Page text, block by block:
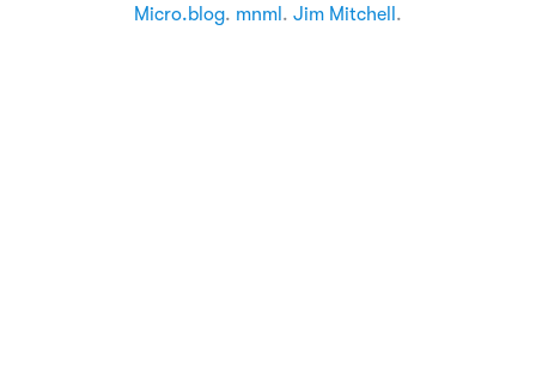
Micro.blog. mnml . Jim Mitchell .